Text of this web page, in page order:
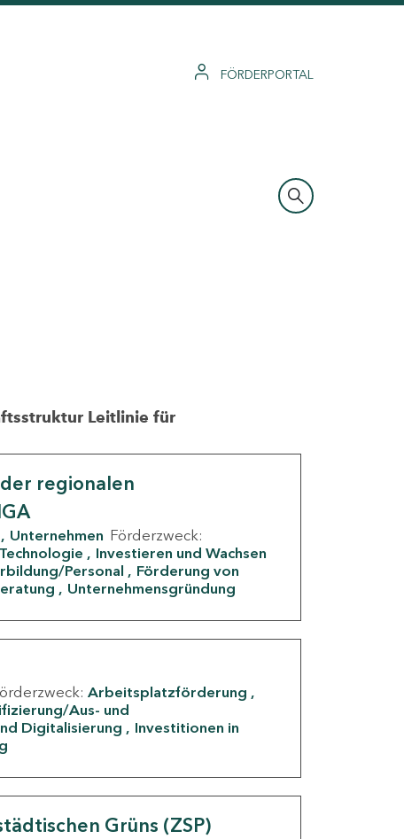
FÖRDERPORTAL
Leitlinie für
regionalen
Unternehmen Förderzweck:
Investieren und Wachsen
Personal
Förderung von
Unternehmensgründung
Arbeitsplatzförderung
Aus- und
Digitalisierung
Investitionen in
Grüns (ZSP)